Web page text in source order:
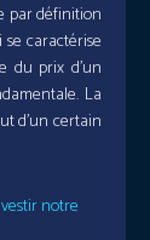
par définition
caractérise
du prix d’un
La
d’un certain
notre